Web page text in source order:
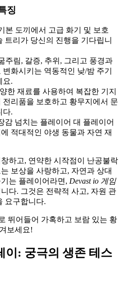
징
본 도끼에서 고급 화기 및 보호
트리가 당신의 진행을 기다립니
주림, 갈증, 추위, 그리고 풍경과
화시키는 역동적인 낮/밤 주기
요.
한 재료를 사용하여 복잡한 기지
전리품을 보호하고 황무지에서 문
다.
감 넘치는 플레이어 대 플레이어
적대적인 야생 동물과 자연 재
하고, 연약한 시작점이 난공불락
보상을 사랑하고, 자연과 상대
는 플레이어라면, Devast io 게임
다. 그것은 전략적 사고, 자원 관
요구합니다.
뛰어들어 가혹하고 보람 있는 황
보세요!
이: 궁극의 생존 테스